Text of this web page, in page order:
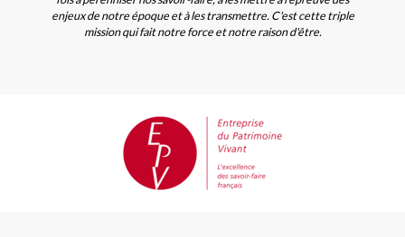
enjeux de notre époque et à les transmettre. C'est cette triple
mission qui fait notre force et notre raison d'être.